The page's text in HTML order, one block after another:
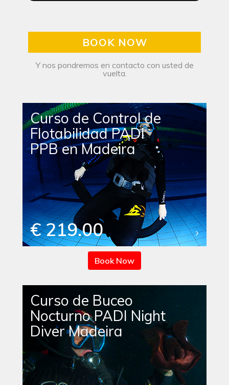
BOOK NOW
Y nos pondremos en contacto con usted de
vuelta.
Curso de Control de
Flotabilidad PADI
PPB en Madeira
€ 219.00
Book Now
Curso de Buceo
Nocturno PADI Night
Diver Madeira